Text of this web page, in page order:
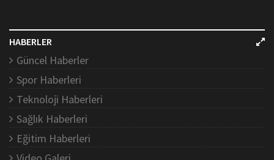
HABERLER
Güncel Haberler
Spor Haberleri
Teknoloji Haberleri
Sağlık Haberleri
Eğitim Haberleri